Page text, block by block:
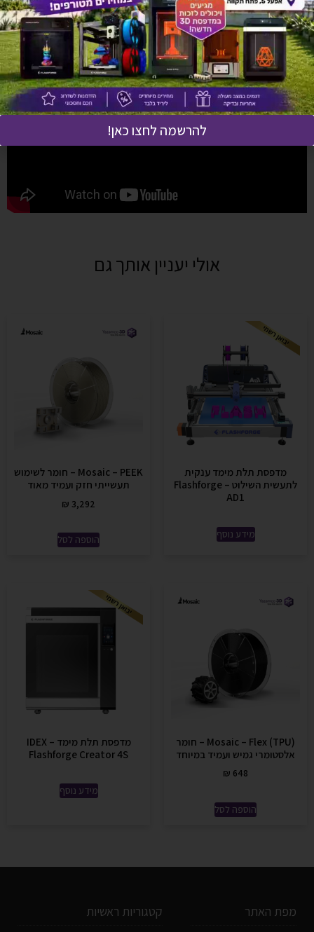
יש לך שאלה על המוצר?
לחץ כאן ונציגנו יחזרו אליך בהקדם!
אולי יעניין אותך גם
מדפסת תלת מימד ענקית
לתעשית השילוט – Flashforge
AD1
מידע נוסף
Mosaic – PEEK – חומר לשימוש
תעשייתי חזק ועמיד מאוד
₪ 3,292
הוספה לסל
Mosaic – Flex (TPU) – חומר
אלסטומרי גמיש ועמיד במיוחד
₪ 648
הוספה לסל
מדפסת תלת מימד IDEX –
Flashforge Creator 4S
מידע נוסף
מפת האתר קטגוריות ראשיות
להרשמה לחצו כאן!